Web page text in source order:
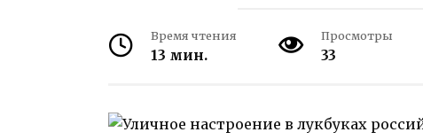
Время чтения
13 мин.
Просмотры
33